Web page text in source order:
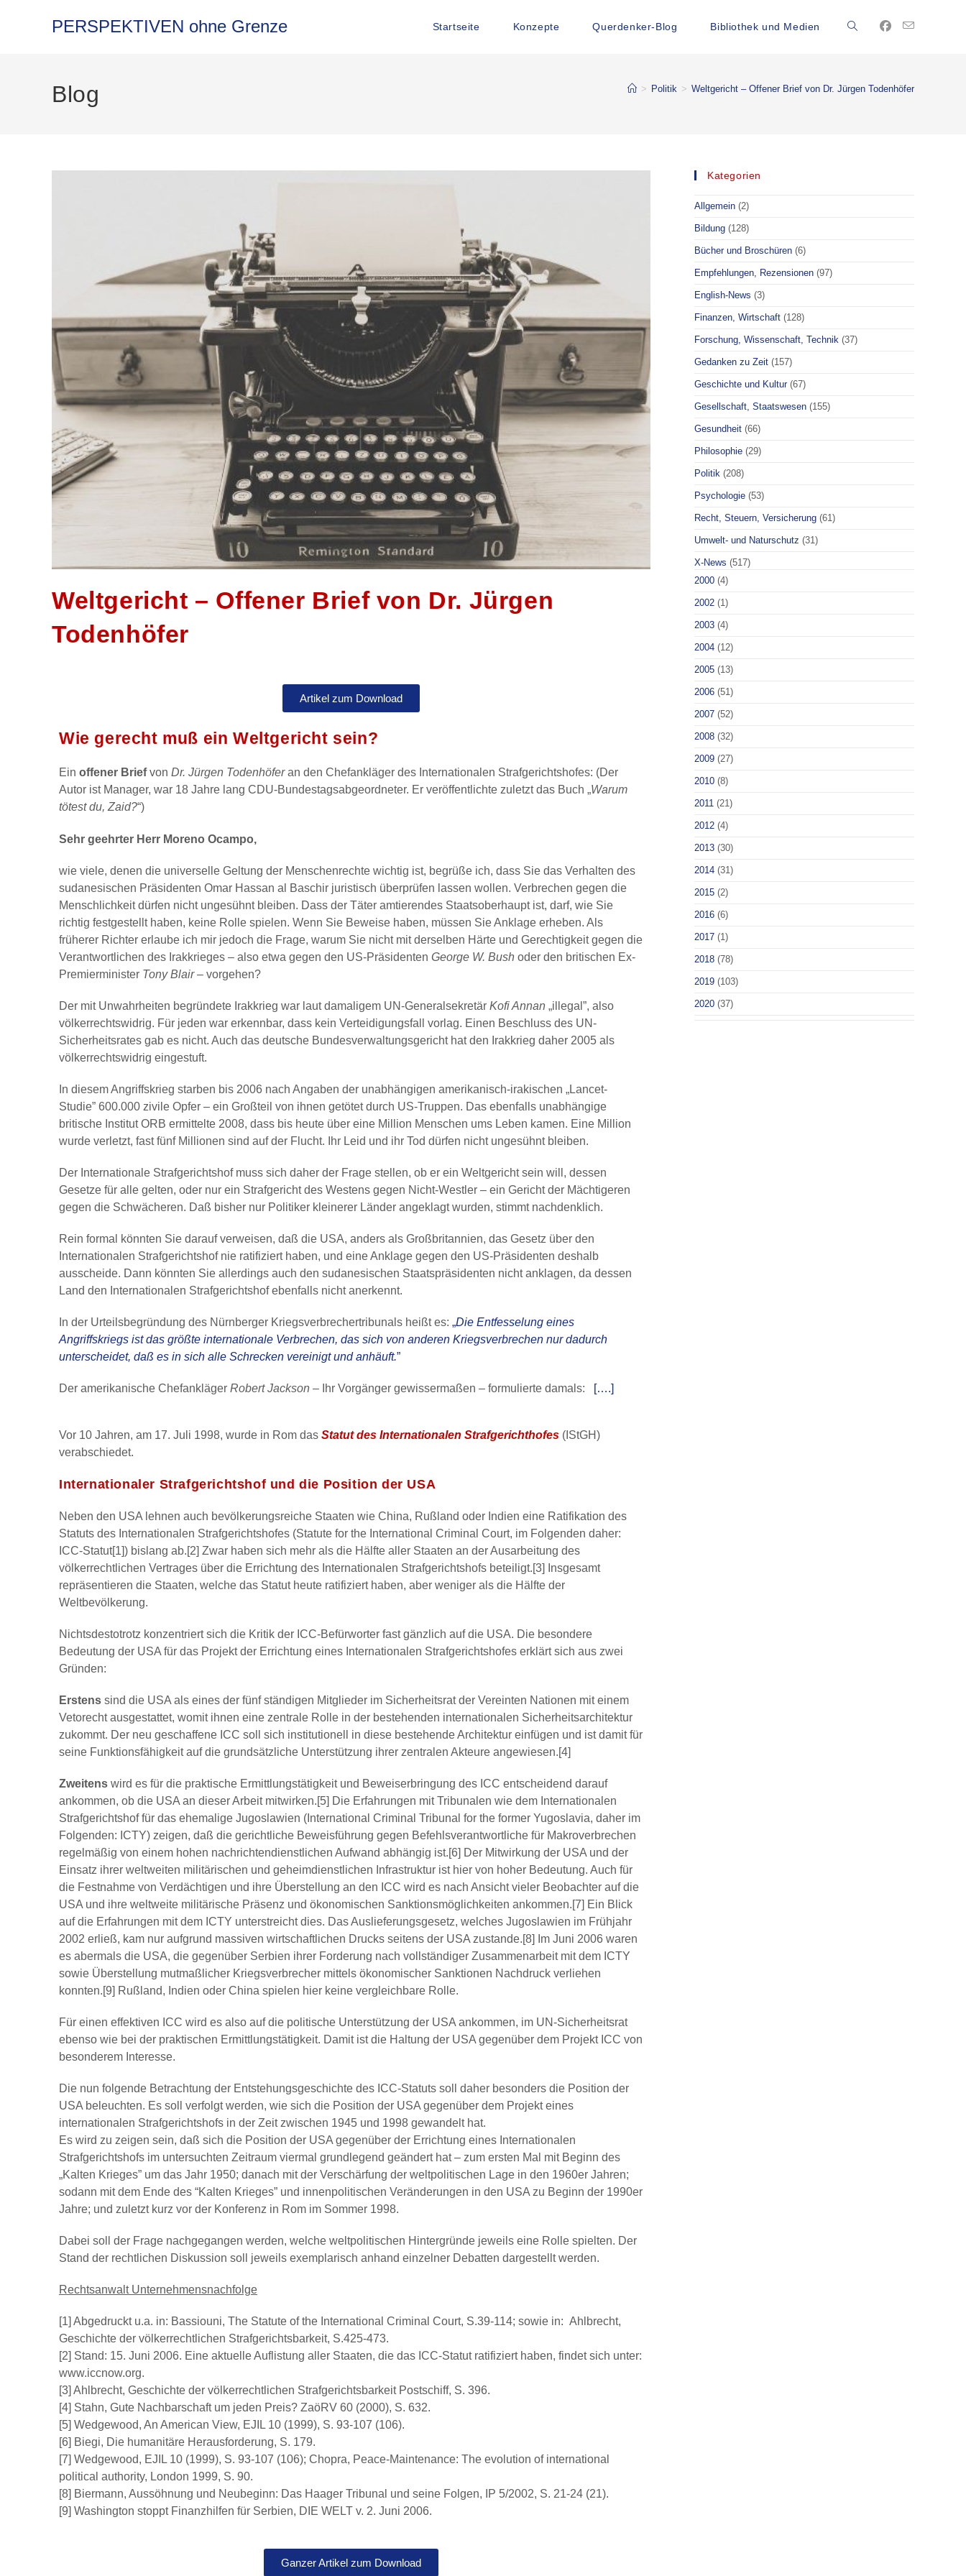
PERSPEKTIVEN ohne Grenze Startseite Konzepte Querdenker-Blog Bibliothek und Medien
Blog > Politik > Weltgericht – Offener Brief von Dr. Jürgen Todenhöfer
Weltgericht – Offener Brief von Dr. Jürgen
Todenhöfer
Artikel zum Download
Wie gerecht muß ein Weltgericht sein?
Ein offener Briefvon Dr. Jürgen Todenhöferan den Chefankläger des Internationalen Strafgerichtshofes: (Der
Autor ist Manager, war 18 Jahre lang CDU-Bundestagsabgeordneter. Er veröffentlichte zuletzt das Buch „Warum
tötest du, Zaid?“)
Sehr geehrter Herr Moreno Ocampo,
wie viele, denen die universelle Geltung der Menschenrechte wichtig ist, begrüße ich, dass Sie das Verhalten des
sudanesischen Präsidenten Omar Hassan al Baschir juristisch überprüfen lassen wollen. Verbrechen gegen die
Menschlichkeit dürfen nicht ungesühnt bleiben. Dass der Täter amtierendes Staatsoberhaupt ist, darf, wie Sie
richtig festgestellt haben, keine Rolle spielen. Wenn Sie Beweise haben, müssen Sie Anklage erheben. Als
früherer Richter erlaube ich mir jedoch die Frage, warum Sie nicht mit derselben Härte und Gerechtigkeit gegen die
Verantwortlichen des Irakkrieges – also etwa gegen den US-Präsidenten George W. Bush oder den britischen Ex-
Premierminister Tony Blair– vorgehen?
Der mit Unwahrheiten begründete Irakkrieg war laut damaligem UN-Generalsekretär Kofi Annan „illegal”, also
völkerrechtswidrig. Für jeden war erkennbar, dass kein Verteidigungsfall vorlag. Einen Beschluss des UN-
Sicherheitsrates gab es nicht. Auch das deutsche Bundesverwaltungsgericht hat den Irakkrieg daher 2005 als
völkerrechtswidrig eingestuft.
In diesem Angriffskrieg starben bis 2006 nach Angaben der unabhängigen amerikanisch-irakischen „Lancet-
Studie” 600.000 zivile Opfer – ein Großteil von ihnen getötet durch US-Truppen. Das ebenfalls unabhängige
britische Institut ORB ermittelte 2008, dass bis heute über eine Million Menschen ums Leben kamen. Eine Million
wurde verletzt, fast fünf Millionen sind auf der Flucht. Ihr Leid und ihr Tod dürfen nicht ungesühnt bleiben.
Der Internationale Strafgerichtshof muss sich daher der Frage stellen, ob er ein Weltgericht sein will, dessen
Gesetze für alle gelten, oder nur ein Strafgericht des Westens gegen Nicht-Westler – ein Gericht der Mächtigeren
gegen die Schwächeren. Daß bisher nur Politiker kleinerer Länder angeklagt wurden, stimmt nachdenklich.
Rein formal könnten Sie darauf verweisen, daß die USA, anders als Großbritannien, das Gesetz über den
Internationalen Strafgerichtshof nie ratifiziert haben, und eine Anklage gegen den US-Präsidenten deshalb
ausscheide. Dann könnten Sie allerdings auch den sudanesischen Staatspräsidenten nicht anklagen, da dessen
Land den Internationalen Strafgerichtshof ebenfalls nicht anerkennt.
In der Urteilsbegründung des Nürnberger Kriegsverbrechertribunals heißt es: „Die Entfesselung eines
Angriffskriegs ist das größte internationale Verbrechen, das sich von anderen Kriegsverbrechen nur dadurch
unterscheidet, daß es in sich alle Schrecken vereinigt und anhäuft.”
Der amerikanische Chefankläger Robert Jackson – Ihr Vorgänger gewissermaßen – formulierte damals: [….]
Vor 10 Jahren, am 17. Juli 1998, wurde in Rom das Statut des Internationalen Strafgerichthofes (IStGH)
verabschiedet.
Internationaler Strafgerichtshof und die Position der USA
Neben den USA lehnen auch bevölkerungsreiche Staaten wie China, Rußland oder Indien eine Ratifikation des
Statuts des Internationalen Strafgerichtshofes (Statute for the International Criminal Court, im Folgenden daher:
ICC-Statut[1]) bislang ab.[2] Zwar haben sich mehr als die Hälfte aller Staaten an der Ausarbeitung des
völkerrechtlichen Vertrages über die Errichtung des Internationalen Strafgerichtshofs beteiligt.[3] Insgesamt
repräsentieren die Staaten, welche das Statut heute ratifiziert haben, aber weniger als die Hälfte der
Weltbevölkerung.
Nichtsdestotrotz konzentriert sich die Kritik der ICC-Befürworter fast gänzlich auf die USA. Die besondere
Bedeutung der USA für das Projekt der Errichtung eines Internationalen Strafgerichtshofes erklärt sich aus zwei
Gründen:
Erstens sind die USA als eines der fünf ständigen Mitglieder im Sicherheitsrat der Vereinten Nationen mit einem
Vetorecht ausgestattet, womit ihnen eine zentrale Rolle in der bestehenden internationalen Sicherheitsarchitektur
zukommt. Der neu geschaffene ICC soll sich institutionell in diese bestehende Architektur einfügen und ist damit für
seine Funktionsfähigkeit auf die grundsätzliche Unterstützung ihrer zentralen Akteure angewiesen.[4]
Zweitens wird es für die praktische Ermittlungstätigkeit und Beweiserbringung des ICC entscheidend darauf
ankommen, ob die USA an dieser Arbeit mitwirken.[5] Die Erfahrungen mit Tribunalen wie dem Internationalen
Strafgerichtshof für das ehemalige Jugoslawien (International Criminal Tribunal for the former Yugoslavia, daher im
Folgenden: ICTY) zeigen, daß die gerichtliche Beweisführung gegen Befehlsverantwortliche für Makroverbrechen
regelmäßig von einem hohen nachrichtendienstlichen Aufwand abhängig ist.[6] Der Mitwirkung der USA und der
Einsatz ihrer weltweiten militärischen und geheimdienstlichen Infrastruktur ist hier von hoher Bedeutung. Auch für
die Festnahme von Verdächtigen und ihre Überstellung an den ICC wird es nach Ansicht vieler Beobachter auf die
USA und ihre weltweite militärische Präsenz und ökonomischen Sanktionsmöglichkeiten ankommen.[7] Ein Blick
auf die Erfahrungen mit dem ICTY unterstreicht dies. Das Auslieferungsgesetz, welches Jugoslawien im Frühjahr
2002 erließ, kam nur aufgrund massiven wirtschaftlichen Drucks seitens der USA zustande.[8] Im Juni 2006 waren
es abermals die USA, die gegenüber Serbien ihrer Forderung nach vollständiger Zusammenarbeit mit dem ICTY
sowie Überstellung mutmaßlicher Kriegsverbrecher mittels ökonomischer Sanktionen Nachdruck verliehen
konnten.[9] Rußland, Indien oder China spielen hier keine vergleichbare Rolle.
Für einen effektiven ICC wird es also auf die politische Unterstützung der USA ankommen, im UN-Sicherheitsrat
ebenso wie bei der praktischen Ermittlungstätigkeit. Damit ist die Haltung der USA gegenüber dem Projekt ICC von
besonderem Interesse.
Die nun folgende Betrachtung der Entstehungsgeschichte des ICC-Statuts soll daher besonders die Position der
USA beleuchten. Es soll verfolgt werden, wie sich die Position der USA gegenüber dem Projekt eines
internationalen Strafgerichtshofs in der Zeit zwischen 1945 und 1998 gewandelt hat.
Es wird zu zeigen sein, daß sich die Position der USA gegenüber der Errichtung eines Internationalen
Strafgerichtshofs im untersuchten Zeitraum viermal grundlegend geändert hat – zum ersten Mal mit Beginn des
„Kalten Krieges” um das Jahr 1950; danach mit der Verschärfung der weltpolitischen Lage in den 1960er Jahren;
sodann mit dem Ende des “Kalten Krieges” und innenpolitischen Veränderungen in den USA zu Beginn der 1990er
Jahre; und zuletzt kurz vor der Konferenz in Rom im Sommer 1998.
Dabei soll der Frage nachgegangen werden, welche weltpolitischen Hintergründe jeweils eine Rolle spielten. Der
Stand der rechtlichen Diskussion soll jeweils exemplarisch anhand einzelner Debatten dargestellt werden.
Rechtsanwalt Unternehmensnachfolge
[1] Abgedruckt u.a. in: Bassiouni, The Statute of the International Criminal Court, S.39-114; sowie in: Ahlbrecht,
Geschichte der völkerrechtlichen Strafgerichtsbarkeit, S.425-473.
[2] Stand: 15. Juni 2006. Eine aktuelle Auflistung aller Staaten, die das ICC-Statut ratifiziert haben, findet sich unter:
www.iccnow.org.
[3] Ahlbrecht, Geschichte der völkerrechtlichen Strafgerichtsbarkeit Postschiff, S. 396.
[4] Stahn, Gute Nachbarschaft um jeden Preis? ZaöRV 60 (2000), S. 632.
[5] Wedgewood, An American View, EJIL 10 (1999), S. 93-107 (106).
[6] Biegi, Die humanitäre Herausforderung, S. 179.
[7] Wedgewood, EJIL 10 (1999), S. 93-107 (106); Chopra, Peace-Maintenance: The evolution of international
political authority, London 1999, S. 90.
[8] Biermann, Aussöhnung und Neubeginn: Das Haager Tribunal und seine Folgen, IP 5/2002, S. 21-24 (21).
[9] Washington stoppt Finanzhilfen für Serbien, DIE WELT v. 2. Juni 2006.
Ganzer Artikel zum Download
Kategorien
Allgemein (2)
Bildung (128)
Bücher und Broschüren (6)
Empfehlungen, Rezensionen (97)
English-News (3)
Finanzen, Wirtschaft (128)
Forschung, Wissenschaft, Technik (37)
Gedanken zu Zeit (157)
Geschichte und Kultur (67)
Gesellschaft, Staatswesen (155)
Gesundheit (66)
Philosophie (29)
Politik (208)
Psychologie (53)
Recht, Steuern, Versicherung (61)
Umwelt- und Naturschutz (31)
X-News (517)
2000 (4)
2002 (1)
2003 (4)
2004 (12)
2005 (13)
2006 (51)
2007 (52)
2008 (32)
2009 (27)
2010 (8)
2011 (21)
2012 (4)
2013 (30)
2014 (31)
2015 (2)
2016 (6)
2017 (1)
2018 (78)
2019 (103)
2020 (37)